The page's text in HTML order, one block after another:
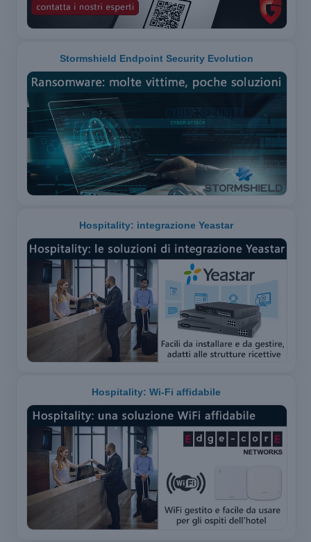
Stormshield Endpoint Security Evolution
Hospitality: integrazione Yeastar
Hospitality: Wi-Fi affidabile